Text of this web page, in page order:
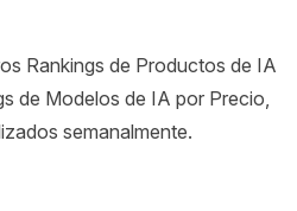
Rankings de Productos de IA
de Modelos de IA por Precio,
semanalmente.